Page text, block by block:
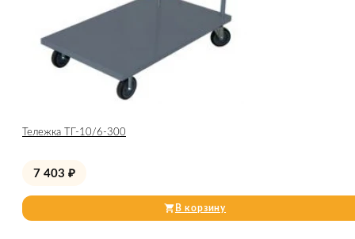
Тележка ТГ-10/6-300
7 403 ₽
В корзину